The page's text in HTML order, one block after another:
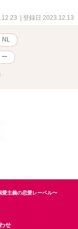
キドキハラハラのサ
| 登録日 2023.12.13
NL
ー
愛主義の恋愛レーベル〜
せ